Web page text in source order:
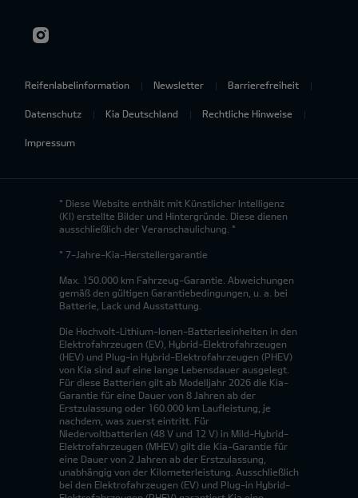
Reifenlabelinformation Newsletter Barrierefreiheit
Datenschutz Kia Deutschland Rechtliche Hinweise
Impressum
* Diese Website enthält mit Künstlicher Intelligenz
(KI) erstellte Bilder und Hintergründe. Diese dienen
ausschließlich der Veranschaulichung. *
* 7-Jahre-Kia-Herstellergarantie
Max. 150.000 km Fahrzeug-Garantie. Abweichungen
gemäß den gültigen Garantiebedingungen, u. a. bei
Batterie, Lack und Ausstattung.
Die Hochvolt-Lithium-Ionen-Batterieeinheiten in den
Elektrofahrzeugen (EV), Hybrid-Elektrofahrzeugen
(HEV) und Plug-in Hybrid-Elektrofahrzeugen (PHEV)
von Kia sind auf eine lange Lebensdauer ausgelegt.
Für diese Batterien gilt ab Modelljahr 2026 die Kia-
Garantie für eine Dauer von 8 Jahren ab der
Erstzulassung oder 160.000 km Laufleistung, je
nachdem, was zuerst eintritt. Für
Niedervoltbatterien (48 V und 12 V) in Mild-Hybrid-
Elektrofahrzeugen (MHEV) gilt die Kia-Garantie für
eine Dauer von 2 Jahren ab der Erstzulassung,
unabhängig von der Kilometerleistung. Ausschließlich
bei den Elektrofahrzeugen (EV) und Plug-in Hybrid-